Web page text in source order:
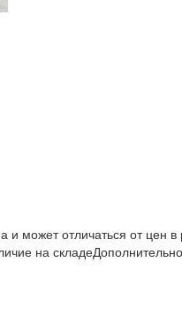
и может отличаться от цен
на складеДополнительно